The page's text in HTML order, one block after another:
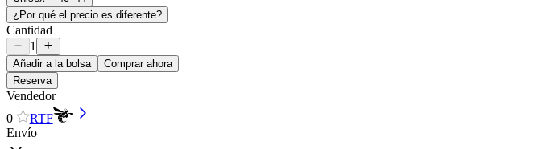
¿Por qué el precio es diferente?
Cantidad
1
Añadir a la bolsa
Comprar ahora
Reserva
Vendedor
0
RTF
Envío